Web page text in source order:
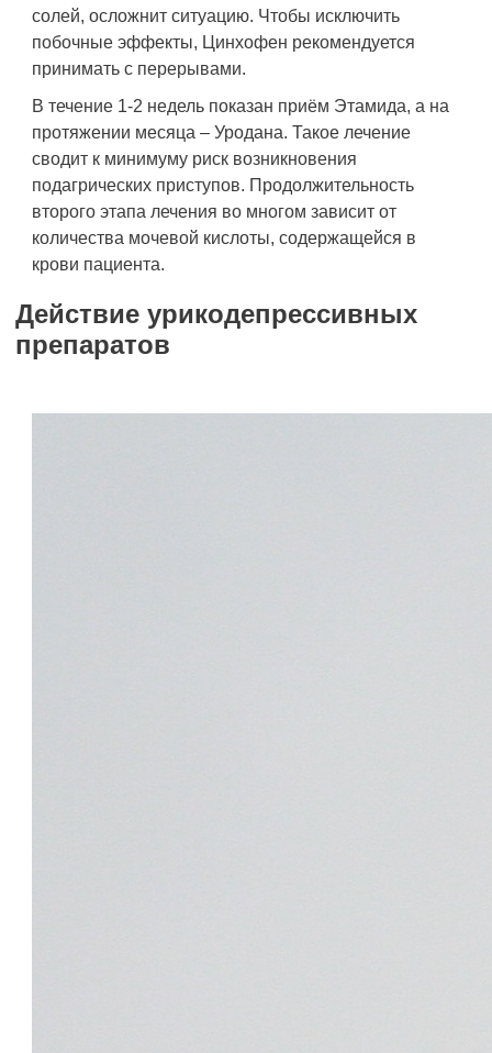
солей, осложнит ситуацию. Чтобы исключить
побочные эффекты, Цинхофен рекомендуется
принимать с перерывами.
В течение 1-2 недель показан приём Этамида, а на
протяжении месяца – Уродана. Такое лечение
сводит к минимуму риск возникновения
подагрических приступов. Продолжительность
второго этапа лечения во многом зависит от
количества мочевой кислоты, содержащейся в
крови пациента.
Действие урикодепрессивных
препаратов